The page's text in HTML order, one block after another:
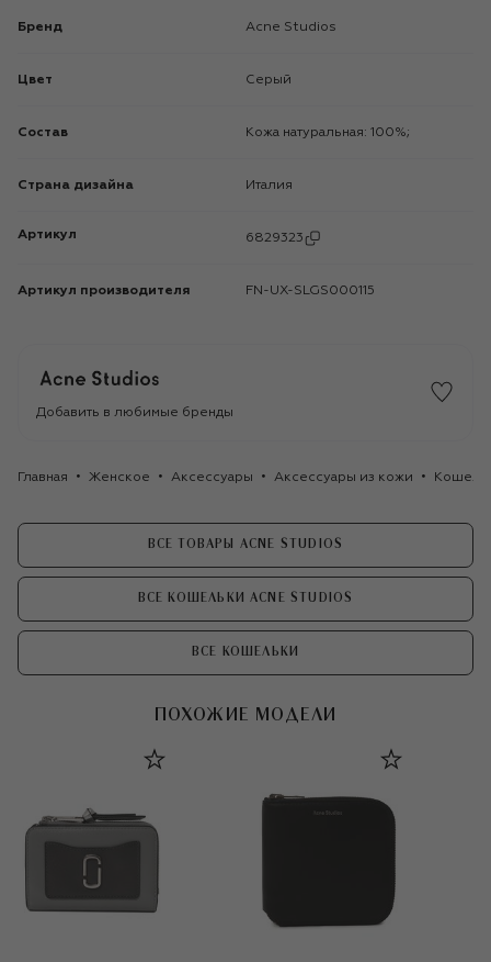
Бренд Acne Studios
Цвет Серый
Состав Кожа натуральная: 100%;
Страна дизайна Италия
Артикул 6829323
Артикул производителя FN-UX-SLGS000115
Добавить в любимые бренды
Главная Женское Аксессуары Аксессуары из кожи
ВСЕ ТОВАРЫ ACNE STUDIOS
ВСЕ КОШЕЛЬКИ ACNE STUDIOS
ВСЕ КОШЕЛЬКИ
ПОХОЖИЕ МОДЕЛИ